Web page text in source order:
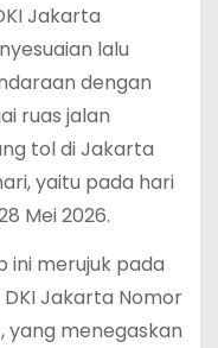
Jakarta
lalu
dengan
ruas jalan
tol di Jakarta
yaitu pada hari
Mei 2026.
ini merujuk pada
Jakarta Nomor
yang menegaskan